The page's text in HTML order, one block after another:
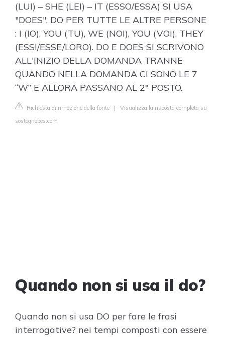
(LUI) – SHE (LEI) – IT (ESSO/ESSA) SI USA
"DOES", DO PER TUTTE LE ALTRE PERSONE
: I (IO), YOU (TU), WE (NOI), YOU (VOI), THEY
(ESSI/ESSE/LORO). DO E DOES SI SCRIVONO
ALL'INIZIO DELLA DOMANDA TRANNE
QUANDO NELLA DOMANDA CI SONO LE 7
“W” E ALLORA PASSANO AL 2° POSTO.
Richiesta di rimozione della fonte | Visualizza la risposta completa su
sostegnobes.com
Quando non si usa il do?
Quando non si usa DO per fare le frasi
interrogative? nei tempi composti con essere